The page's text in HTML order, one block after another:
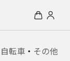
自転車 ・ その他